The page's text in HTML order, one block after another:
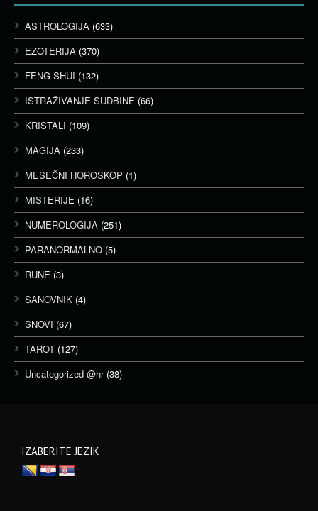
ASTROLOGIJA (633)
EZOTERIJA (370)
FENG SHUI (132)
ISTRAŽIVANJE SUDBINE (66)
KRISTALI (109)
MAGIJA (233)
MESEČNI HOROSKOP (1)
MISTERIJE (16)
NUMEROLOGIJA (251)
PARANORMALNO (5)
RUNE (3)
SANOVNIK (4)
SNOVI (67)
TAROT (127)
Uncategorized @hr(38)
IZABERITE JEZIK